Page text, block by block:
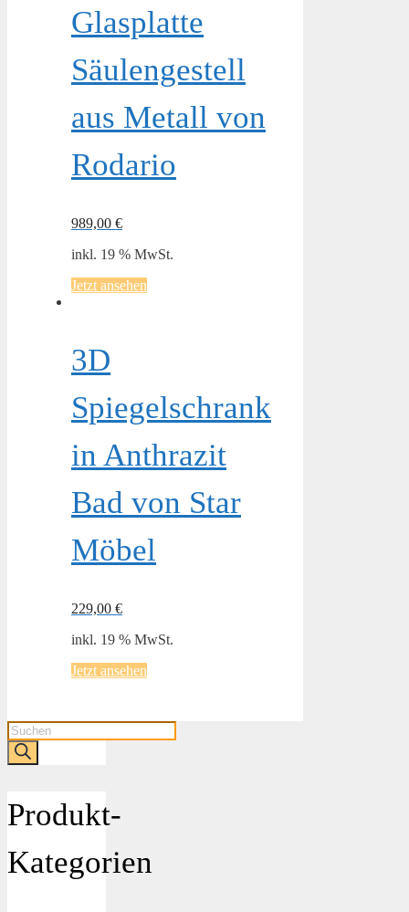
Glasplatte
Säulengestell
aus Metall von
Rodario
989,00 €
inkl. 19 % MwSt.
Jetzt ansehen
3D
Spiegelschrank
in Anthrazit
Bad von Star
Möbel
229,00 €
inkl. 19 % MwSt.
Jetzt ansehen
Products
search
Produkt-
Kategorien